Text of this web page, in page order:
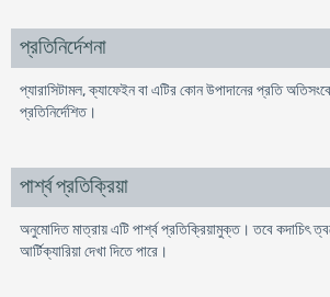
প্রতিনির্দেশনা
প্যারাসিটামল, ক্যাফেইন বা এটির কোন উপাদানের প্রতি
প্রতিনির্দেশিত।
পার্শ্ব প্রতিক্রিয়া
অনুমোদিত মাত্রায় এটি পার্শ্ব প্রতিক্রিয়ামুক্ত। তবে কদাচিৎ
আর্টিক্যারিয়া দেখা দিতে পারে।